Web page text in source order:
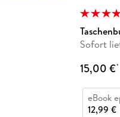
Sofort
15,00 €*
eBook
12,99 €